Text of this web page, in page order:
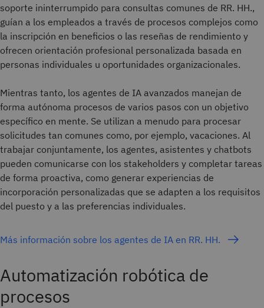
soporte ininterrumpido para consultas comunes de RR. HH.,
guían a los empleados a través de procesos complejos como
la inscripción en beneficios o las reseñas de rendimiento y
ofrecen orientación profesional personalizada basada en
personas individuales u oportunidades organizacionales.
Mientras tanto, los agentes de IA avanzados manejan de
forma autónoma procesos de varios pasos con un objetivo
específico en mente. Se utilizan a menudo para procesar
solicitudes tan comunes como, por ejemplo, vacaciones. Al
trabajar conjuntamente, los agentes, asistentes y chatbots
pueden comunicarse con los stakeholders y completar tareas
de forma proactiva, como generar experiencias de
incorporación personalizadas que se adapten a los requisitos
del puesto y a las preferencias individuales.
Más información sobre los agentes de IA en RR. HH.
Automatización robótica de
procesos